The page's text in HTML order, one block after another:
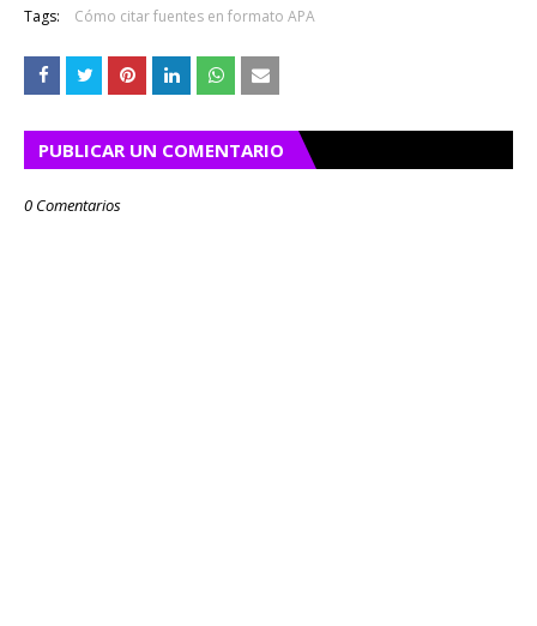
Tags: Cómo citar fuentes en formato APA
PUBLICAR UN COMENTARIO
0 Comentarios